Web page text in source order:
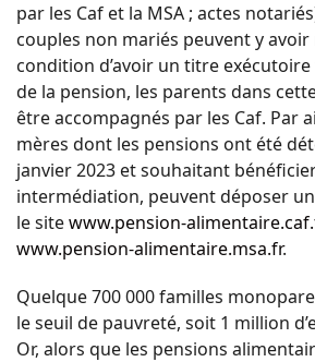
par les Caf et la MSA ; actes
couples non mariés peuvent y avoir
condition d’avoir un titre
de la pension, les parents dans
être accompagnés par les Caf. Par
mères dont les pensions ont été
janvier 2023 et souhaitant
intermédiation, peuvent déposer
le sitewww.pension-
www.pension-alimentaire.msa.fr.
Quelque 700 000 familles
le seuil de pauvreté, soit 1 million
Or, alors que les pensions